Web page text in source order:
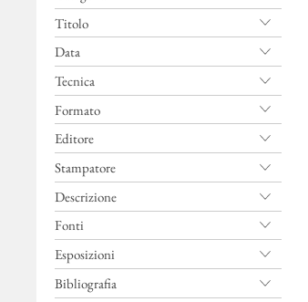
Titolo
Data
Tecnica
Formato
Editore
Stampatore
Descrizione
Fonti
Esposizioni
Bibliografia